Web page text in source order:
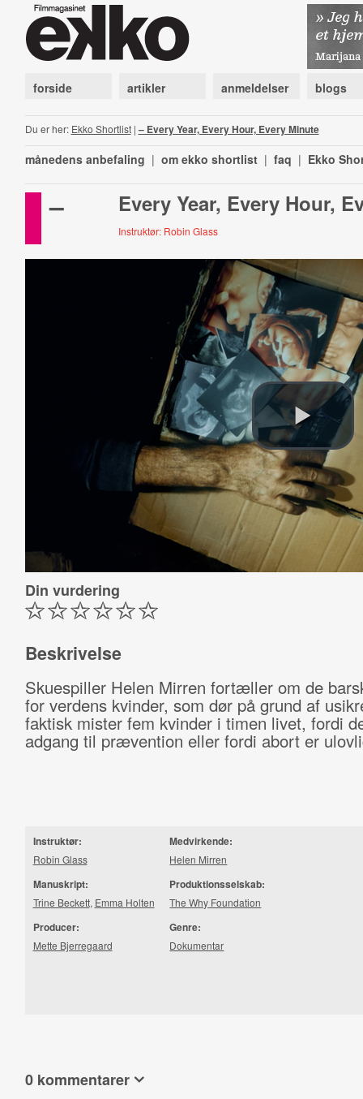
forside artikler anmeldelser blogs
Du er her: Ekko Shortlist| – Every Year, Every Hour, Every Minute
månedens anbefaling | om ekko shortlist | faq | Ekko
– Every Year, Every Hour,
Instruktør: Robin Glass
Din vurdering
Beskrivelse
Skuespiller Helen Mirren fortæller om de
for verdens kvinder, som dør på grund af
faktisk mister fem kvinder i timen livet, fordi
adgang til prævention eller fordi abort er
Instruktør:
Robin Glass
Manuskript:
Trine Beckett, Emma Holten
Producer:
Mette Bjerregaard
Medvirkende:
Helen Mirren
Produktionsselskab:
The Why Foundation
Genre:
Dokumentar
0 kommentarer